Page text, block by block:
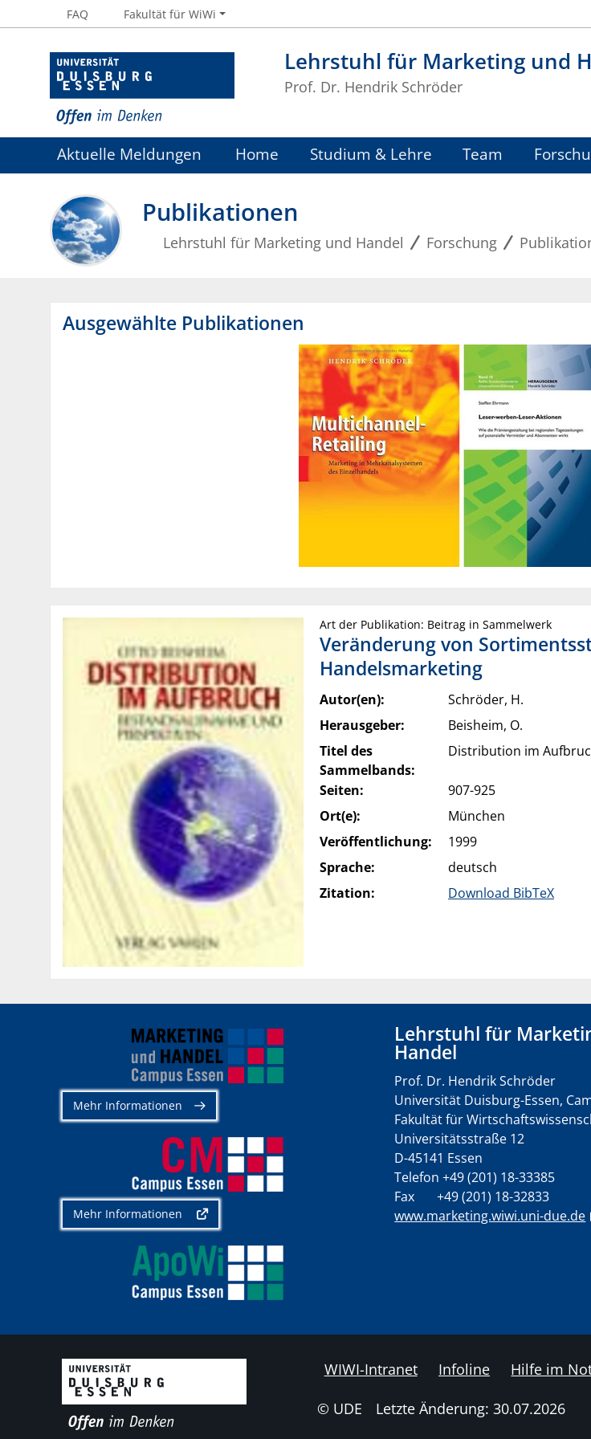
Lehrstuhl für Marketing und
Prof. Dr. Hendrik Schröder
FAQ Fakultät für WiWi
Aktuelle Meldungen Home Studium & Lehre Team
Publikationen
Lehrstuhl für Marketing und Handel Forschung
Ausgewählte Publikationen
Art der Publikation: Beitrag in Sammelwerk
Veränderung von
Handelsmarketing
Autor(en):
Schröder, H.
Herausgeber:
Beisheim, O.
Titel des
Sammelbands:
Distribution im
Seiten:
907-925
Ort(e):
München
Veröffentlichung:
1999
Sprache:
deutsch
Zitation:
Download BibTeX
Mehr Informationen
Mehr Informationen
Lehrstuhl für
Handel
Prof. Dr. Hendrik Schröder
Universität Duisburg-Essen,
Fakultät für
Universitätsstraße 12
D-45141 Essen
Telefon +49 (201) 18-33385
Fax +49 (201) 18-32833
www.marketing.wiwi.uni-due.de
WIWI-Intranet Infoline Hilfe im
© UDE Letzte Änderung: 30.07.2026